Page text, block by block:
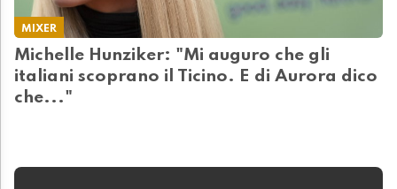
MIXER
Michelle Hunziker: "Mi auguro che gli
italiani scoprano il Ticino. E di Aurora dico
che..."